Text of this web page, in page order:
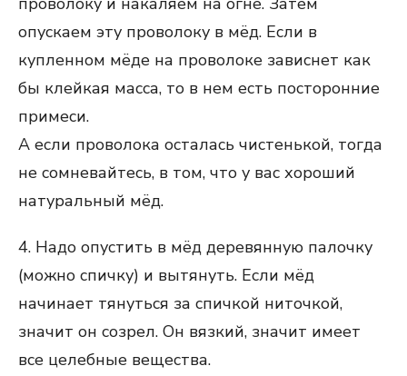
опускаем эту проволоку в мёд. Если в
купленном мёде на проволоке зависнет как
бы клейкая масса, то в нем есть посторонние
примеси.
А если проволока осталась чистенькой, тогда
не сомневайтесь, в том, что у вас хороший
натуральный мёд.
4. Надо опустить в мёд деревянную палочку
(можно спичку) и вытянуть. Если мёд
начинает тянуться за спичкой ниточкой,
значит он созрел. Он вязкий, значит имеет
все целебные вещества.